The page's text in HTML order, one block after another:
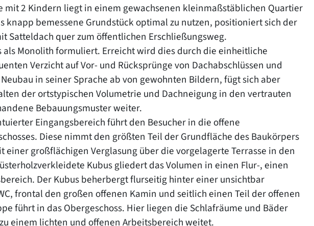
mit 2 Kindern liegt in einem gewachsenen kleinmaßstäblichen Quartier
knapp bemessene Grundstück optimal zu nutzen, positioniert sich der
Satteldach quer zum öffentlichen Erschließungsweg.
als Monolith formuliert. Erreicht wird dies durch die einheitliche
Verzicht auf Vor- und Rücksprünge von Dachabschlüssen und
in seiner Sprache ab von gewohnten Bildern, fügt sich aber
der ortstypischen Volumetrie und Dachneigung in den vertrauten
Bebauungsmuster weiter.
Eingangsbereich führt den Besucher in die offene
Diese nimmt den größten Teil der Grundfläche des Baukörpers
einer großflächigen Verglasung über die vorgelagerte Terrasse in den
Kubus gliedert das Volumen in einen Flur-, einen
Der Kubus beherbergt flurseitig hinter einer unsichtbar
frontal den großen offenen Kamin und seitlich einen Teil der offenen
führt in das Obergeschoss. Hier liegen die Schlafräume und Bäder
einem lichten und offenen Arbeitsbereich weitet.